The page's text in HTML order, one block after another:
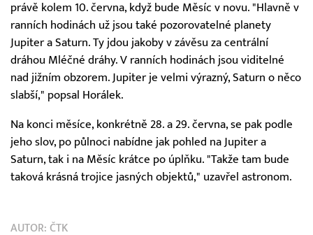
právě kolem 10. června, když bude Měsíc v novu. "Hlavně v
ranních hodinách už jsou také pozorovatelné planety
Jupiter a Saturn. Ty jdou jakoby v závěsu za centrální
dráhou Mléčné dráhy. V ranních hodinách jsou viditelné
nad jižním obzorem. Jupiter je velmi výrazný, Saturn o něco
slabší," popsal Horálek.
Na konci měsíce, konkrétně 28. a 29. června, se pak podle
jeho slov, po půlnoci nabídne jak pohled na Jupiter a
Saturn, tak i na Měsíc krátce po úplňku. "Takže tam bude
taková krásná trojice jasných objektů," uzavřel astronom.
AUTOR: ČTK